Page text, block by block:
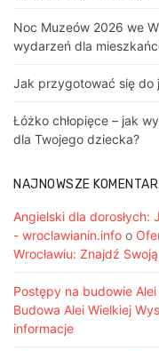
Noc Muzeów 2026 we
wydarzeń dla
Jak przygotować się do
Łóżko chłopięce – jak
dla Twojego dziecka?
NAJNOWSZE
Angielski dla
- wroclawianin.info o
Wrocławiu: Znajdź
Postępy na budowie
Budowa Alei Wielkiej
informacje